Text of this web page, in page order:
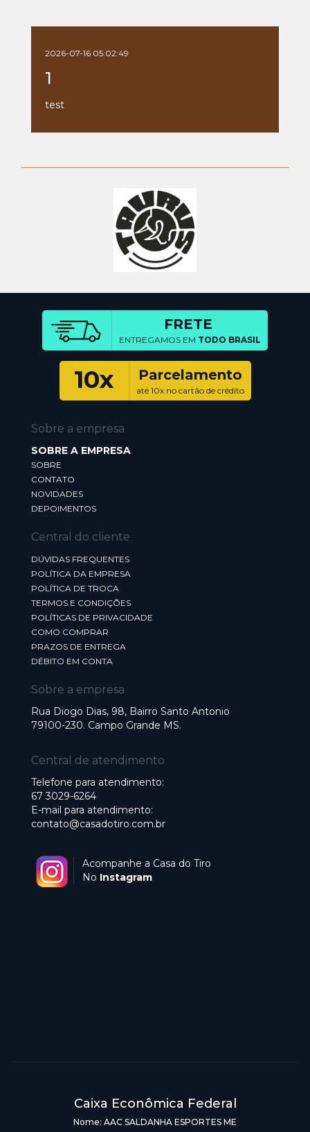
2026-07-16 05:02:49
1
test
FRETE
ENTREGAMOS EM TODO BRASIL
10x Parcelamento
até 10x no cartão de crédito
Sobre a empresa
SOBRE A EMPRESA
SOBRE
CONTATO
NOVIDADES
DEPOIMENTOS
Central do cliente
DÚVIDAS FREQUENTES
POLÍTICA DA EMPRESA
POLÍTICA DE TROCA
TERMOS E CONDIÇÕES
POLÍTICAS DE PRIVACIDADE
COMO COMPRAR
PRAZOS DE ENTREGA
DÉBITO EM CONTA
Sobre a empresa
Rua Diogo Dias, 98, Bairro Santo Antonio
79100-230. Campo Grande MS.
Central de atendimento
Telefone para atendimento:
67 3029-6264
E-mail para atendimento:
contato@casadotiro.com.br
Acompanhe a Casa do Tiro
No Instagram
Caixa Econômica Federal
Nome: AAC SALDANHA ESPORTES ME